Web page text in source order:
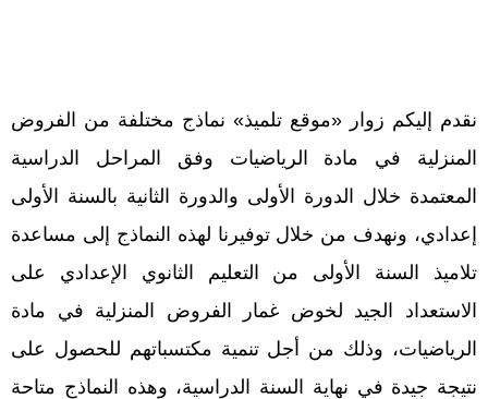
نقدم إليكم زوار «موقع تلميذ» نماذج مختلفة من الفروض
المنزلية في مادة الرياضيات وفق المراحل الدراسية
المعتمدة خلال الدورة الأولى والدورة الثانية بالسنة الأولى
إعدادي، ونهدف من خلال توفيرنا لهذه النماذج إلى مساعدة
تلاميذ السنة الأولى من التعليم الثانوي الإعدادي على
الاستعداد الجيد لخوض غمار الفروض المنزلية في مادة
الرياضيات، وذلك من أجل تنمية مكتسباتهم للحصول على
نتيجة جيدة في نهاية السنة الدراسية، وهذه النماذج متاحة